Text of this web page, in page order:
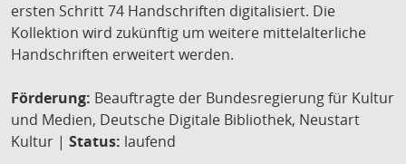
ersten Schritt 74 Handschriften digitalisiert. Die
Kollektion wird zukünftig um weitere mittelalterliche
Handschriften erweitert werden.
Förderung: Beauftragte der Bundesregierung für Kultur
und Medien, Deutsche Digitale Bibliothek, Neustart
Kultur | Status: laufend